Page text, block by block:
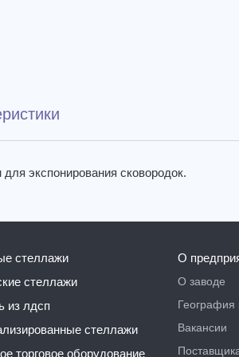
экспонирования сковородок.
стеллажи
стеллажи
из лдсп
стеллажи
торговое оборудование
О
О заводе
География
Вакансии